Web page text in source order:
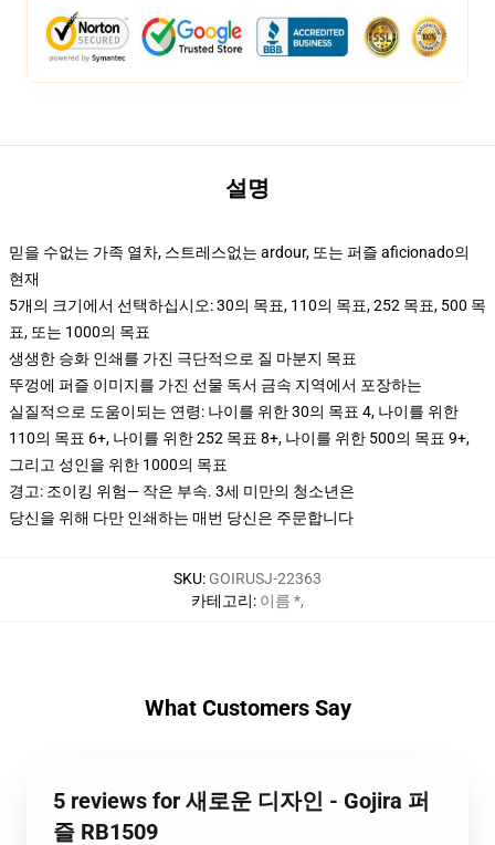
설명
믿을 수없는 가족 열차, 스트레스없는 ardour, 또는 퍼즐 aficionado의
현재
5개의 크기에서 선택하십시오: 30의 목표, 110의 목표, 252 목표, 500 목
표, 또는 1000의 목표
생생한 승화 인쇄를 가진 극단적으로 질 마분지 목표
뚜껑에 퍼즐 이미지를 가진 선물 독서 금속 지역에서 포장하는
실질적으로 도움이되는 연령: 나이를 위한 30의 목표 4, 나이를 위한
110의 목표 6+, 나이를 위한 252 목표 8+, 나이를 위한 500의 목표 9+,
그리고 성인을 위한 1000의 목표
경고: 조이킹 위험— 작은 부속. 3세 미만의 청소년은
당신을 위해 다만 인쇄하는 매번 당신은 주문합니다
SKU: GOIRUSJ-22363
카테고리: 이름 *,
What Customers Say
5 reviews for 새로운 디자인 - Gojira 퍼
즐 RB1509